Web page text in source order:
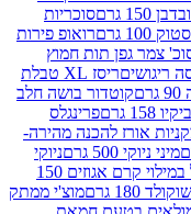
סוכריות
רואופ פירות
תות חמוץ
ריסז XL טבלת
בושה חלב
פרינגלס
מהירה-
ניוקי
גליליות וופל במילוי קרם אגוזים 150
מוצ'י ממתק